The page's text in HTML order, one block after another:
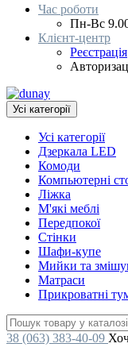
Час роботи
Пн-Вс
Клієнт-центр
Реєстрація
Усі категорії
Усі категорії
Дзеркала LED
Комоди
Компьютерні
Ліжка
М'які меблі
Передпокої
Стінки
Шафи-купе
Мийки та
Матраси
Прикроватні
38 (063) 383-40-09